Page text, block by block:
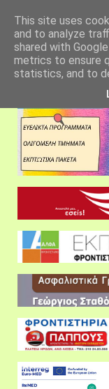
This site uses
and to analyze
shared with
metrics to ensure
statistics, and to